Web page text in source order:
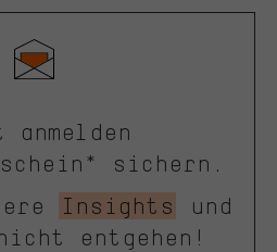
anmelden
sichern.
Insights
und
entgehen!